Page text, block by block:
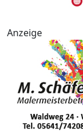
Anzeige